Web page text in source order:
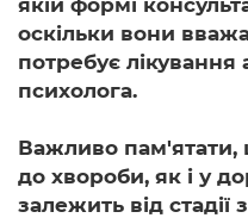
якій формі
оскільки вони
потребує лікування
психолога.
Важливо пам'ятати,
до хвороби, як і у
залежить від стадії